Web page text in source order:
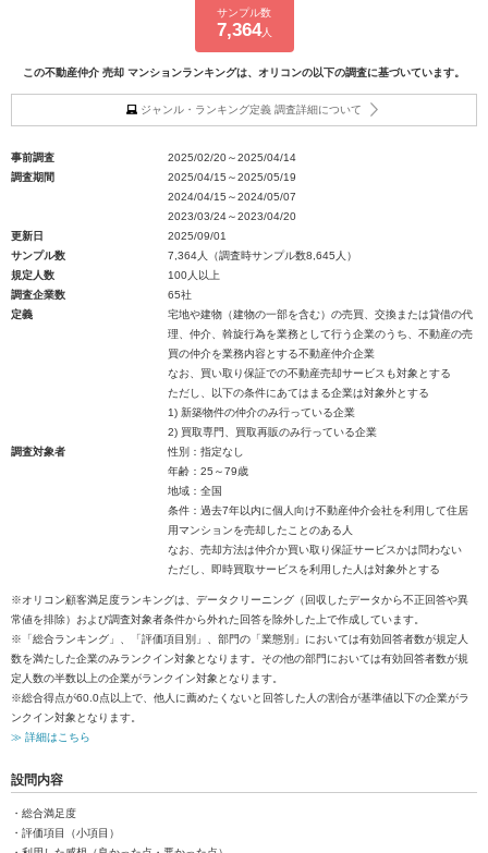
サンプル数
7,364人
この不動産仲介 売却 マンションランキングは、オリコンの以下の調査に基づいています。
ジャンル・ランキング定義 調査詳細について
事前調査
2025/02/20～2025/04/14
調査期間
2025/04/15～2025/05/19
2024/04/15～2024/05/07
2023/03/24～2023/04/20
更新日
2025/09/01
サンプル数
7,364人（調査時サンプル数8,645人）
規定人数
100人以上
調査企業数
65社
定義
宅地や建物（建物の一部を含む）の売買、交換または貸借の代
理、仲介、斡旋行為を業務として行う企業のうち、不動産の売
買の仲介を業務内容とする不動産仲介企業
なお、買い取り保証での不動産売却サービスも対象とする
ただし、以下の条件にあてはまる企業は対象外とする
1) 新築物件の仲介のみ行っている企業
2) 買取専門、買取再販のみ行っている企業
調査対象者
性別：指定なし
年齢：25～79歳
地域：全国
条件：過去7年以内に個人向け不動産仲介会社を利用して住居
用マンションを売却したことのある人
なお、売却方法は仲介か買い取り保証サービスかは問わない
ただし、即時買取サービスを利用した人は対象外とする
※オリコン顧客満足度ランキングは、データクリーニング（回収したデータから不正回答や異
常値を排除）および調査対象者条件から外れた回答を除外した上で作成しています。
※「総合ランキング」、「評価項目別」、部門の「業態別」においては有効回答者数が規定人
数を満たした企業のみランクイン対象となります。その他の部門においては有効回答者数が規
定人数の半数以上の企業がランクイン対象となります。
※総合得点が60.0点以上で、他人に薦めたくないと回答した人の割合が基準値以下の企業がラ
ンクイン対象となります。
≫ 詳細はこちら
設問内容
・総合満足度
・評価項目（小項目）